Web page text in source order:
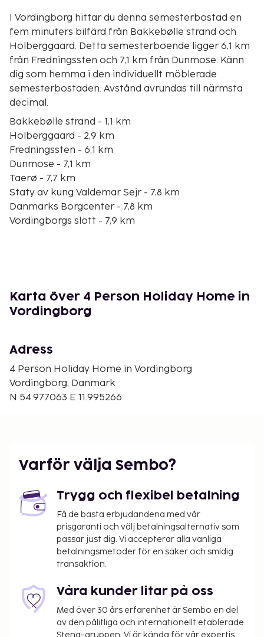
I Vordingborg hittar du denna semesterbostad en
fem minuters bilfärd från Bakkebølle strand och
Holberggaard. Detta semesterboende ligger 6,1 km
från Fredningssten och 7,1 km från Dunmose. Känn
dig som hemma i den individuellt möblerade
semesterbostaden. Avstånd avrundas till närmsta
decimal.
Bakkebølle strand - 1,1 km
Holberggaard - 2,9 km
Fredningssten - 6,1 km
Dunmose - 7,1 km
Taerø - 7,7 km
Staty av kung Valdemar Sejr - 7,8 km
Danmarks Borgcenter - 7,8 km
Vordingborgs slott - 7,9 km
Kalvehave labyrintpark - 13,1 km
Hov Skov Forest - 13,3 km
Barmosen Gokart Bane - 14,1 km
Köpenhamn (RKE-Roskilde) - 80,9 km
Kastrup (CPH) - 105,1 km
Avgiftsfri parkering erbjuds på plats. Njut av
utsikten från deras terrassen.
Elavgift: EUR 0.38 per vistelse per kWh.
Vi har listat alla tilläggsavgifter som boendet har
upplyst oss om.
Vattenavgift: 13.38 EUR
Det är möjligt att listan ovan inte är fullständig,
samt att avgifter och depositioner inte inkluderar
Boendet rengörs av städpersonal.
Kontantfria betalningsmetoder är tillgängliga
för alla transaktioner.
Karta över 4 Person Holiday Home in
Vordingborg
Adress
4 Person Holiday Home in Vordingborg
Vordingborg, Danmark
N 54.977063 E 11.995266
Varför välja Sembo?
Trygg och flexibel betalning
Få de bästa erbjudandena med vår
prisgaranti och välj betalningsalternativ som
passar just dig. Vi accepterar alla vanliga
betalningsmetoder för en säker och smidig
transaktion.
Våra kunder litar på oss
Med över 30 års erfarenhet är Sembo en del
av den pålitliga och internationellt etablerade
Stena-gruppen. Vi är kända för vår expertis,